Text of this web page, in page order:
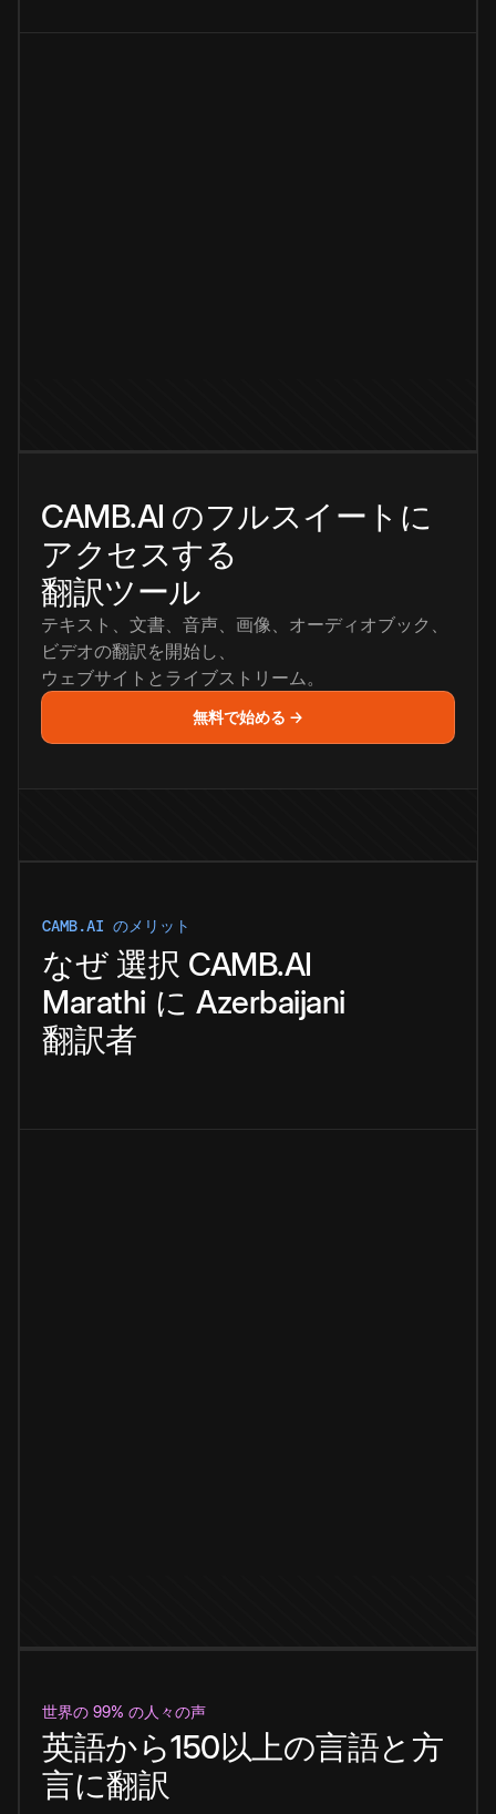
CAMB.AI のフルスイートに
アクセスする
翻訳ツール
テキスト、文書、音声、画像、オーディオブック、
ビデオの翻訳を開始し、
ウェブサイトとライブストリーム。
無料で始める →
CAMB.AI のメリット
なぜ 選択 CAMB.AI
Marathi に Azerbaijani
翻訳者
世界の 99% の人々の声
英語から150以上の言語と方
言に翻訳